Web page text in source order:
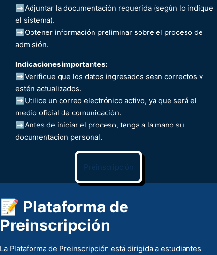
➡️Adjuntar la documentación requerida (según lo indique
el sistema).
➡️Obtener información preliminar sobre el proceso de
admisión.
Indicaciones importantes:
➡️Verifique que los datos ingresados sean correctos y
estén actualizados.
➡️Utilice un correo electrónico activo, ya que será el
medio oficial de comunicación.
➡️Antes de iniciar el proceso, tenga a la mano su
documentación personal.
Preinscripción
📝 Plataforma de
Preinscripción
La Plataforma de Preinscripción está dirigida a estudiantes